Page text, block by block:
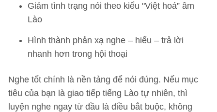
Giảm tình trạng nói theo kiểu "Việt hoá” âm
Lào
Hình thành phản xạ nghe – hiểu – trả lời
nhanh hơn trong hội thoại
Nghe tốt chính là nền tảng để nói đúng. Nếu mục
tiêu của bạn là giao tiếp tiếng Lào tự nhiên, thì
luyện nghe ngay từ đầu là điều bắt buộc, không